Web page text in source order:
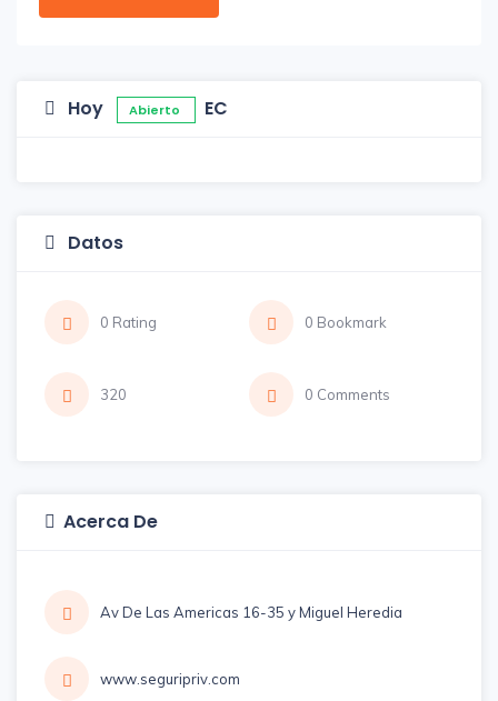
Hoy Abierto EC
Datos
0 Rating 0 Bookmark
320 0 Comments
Acerca De
Av De Las Americas 16-35 y Miguel Heredia
www.seguripriv.com